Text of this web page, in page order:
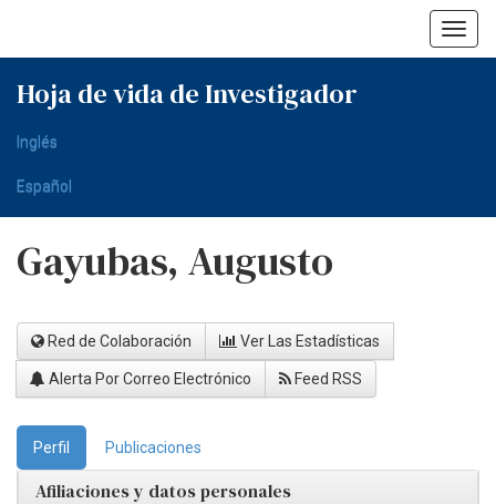
Hoja de vida de Investigador
Inglés
Español
Gayubas, Augusto
Red de Colaboración Ver Las Estadísticas
Alerta Por Correo Electrónico Feed RSS
Perfil Publicaciones
Afiliaciones y datos personales